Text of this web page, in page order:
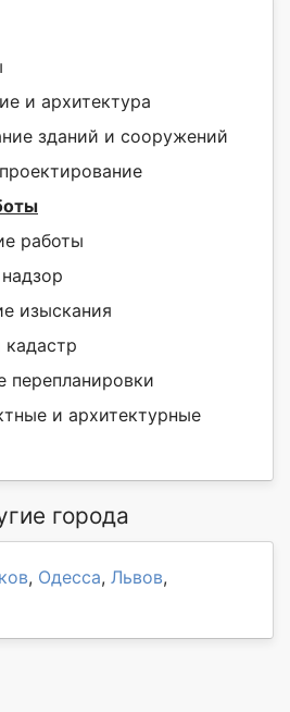
и архитектура
зданий и сооружений
работы
изыскания
перепланировки
и архитектурные
города
, Одесса, Львов,